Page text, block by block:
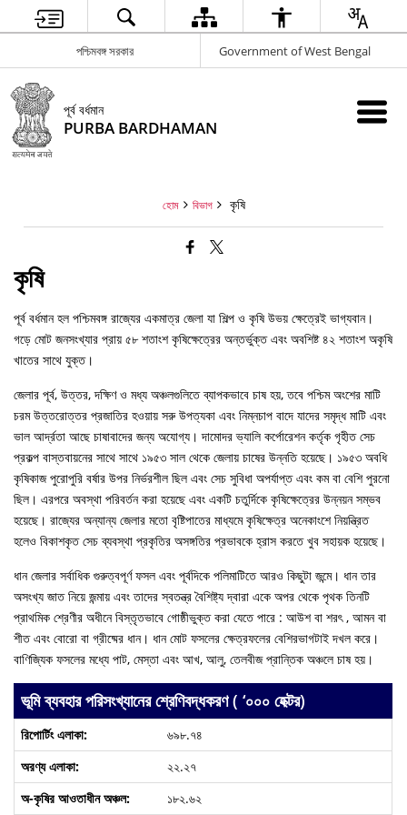
পশ্চিমবঙ্গ সরকার Government of West Bengal
পূর্ব বর্ধমান
PURBA BARDHAMAN
হোম বিভাগ কৃষি
কৃষি
পূর্ব বর্ধমান হল পশ্চিমবঙ্গ রাজ্যের একমাত্র জেলা যা শিল্প ও কৃষি উভয় ক্ষেত্রেই ভাগ্যবান।
গড়ে মোট জনসংখ্যার প্রায় ৫৮ শতাংশ কৃষিক্ষেত্রের অন্তর্ভুক্ত এবং অবশিষ্ট ৪২ শতাংশ অকৃষি
খাতের সাথে যুক্ত।
জেলার পূর্ব, উত্তর, দক্ষিণ ও মধ্য অঞ্চলগুলিতে ব্যাপকভাবে চাষ হয়, তবে পশ্চিম অংশের মাটি
চরম উত্তরোত্তর প্রজাতির হওয়ায় সরু উপত্যকা এবং নিম্নচাপ বাদে যাদের সমৃদ্ধ মাটি এবং
ভাল আর্দ্রতা আছে চাষাবাদের জন্য অযোগ্য। দামোদর ভ্যালি কর্পোরেশন কর্তৃক গৃহীত সেচ
প্রকল্প বাস্তবায়নের সাথে সাথে ১৯৫৩ সাল থেকে জেলায় চাষের উন্নতি হয়েছে। ১৯৫৩ অবধি
কৃষিকাজ পুরোপুরি বর্ষার উপর নির্ভরশীল ছিল এবং সেচ সুবিধা অপর্যাপ্ত এবং কম বা বেশি পুরনো
ছিল। এরপরে অবস্থা পরিবর্তন করা হয়েছে এবং একটি চতুর্দিকে কৃষিক্ষেত্রের উন্নয়ন সম্ভব
হয়েছে। রাজ্যের অন্যান্য জেলার মতো বৃষ্টিপাতের মাধ্যমে কৃষিক্ষেত্র অনেকাংশে নিয়ন্ত্রিত
হলেও বিকাশকৃত সেচ ব্যবস্থা প্রকৃতির অসঙ্গতির প্রভাবকে হ্রাস করতে খুব সহায়ক হয়েছে।
ধান জেলার সর্বাধিক গুরুত্বপূর্ণ ফসল এবং পূর্বদিকে পলিমাটিতে আরও কিছুটা জন্মে। ধান তার
অসংখ্য জাত নিয়ে জন্মায় এবং তাদের স্বতন্ত্র বৈশিষ্ট্য দ্বারা একে অপর থেকে পৃথক তিনটি
প্রাথমিক শ্রেণীর অধীনে বিস্তৃতভাবে গোষ্ঠীভুক্ত করা যেতে পারে : আউশ বা শরৎ , আমন বা
শীত এবং বোরো বা গ্রীষ্মের ধান। ধান মোট ফসলের ক্ষেত্রফলের বেশিরভাগটাই দখল করে।
বাণিজ্যিক ফসলের মধ্যে পাট, মেস্তা এবং আখ, আলু, তেলবীজ প্রান্তিক অঞ্চলে চাষ হয়।
ভূমি ব্যবহার পরিসংখ্যানের শ্রেণিবদ্ধকরণ ( ‘০০০ হেক্টর)
৬৯৮.৭৪
২২.২৭
১৮২.৬২